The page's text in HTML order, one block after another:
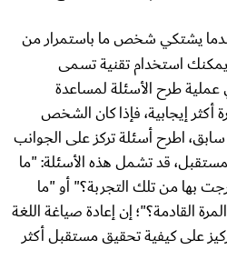
يشتكي شخص ما باستمرار من
استخدام تقنية تسمى
عملية طرح الأسئلة لمساعدة
إيجابية، فإذا كان الشخص
اطرح أسئلة تركز على الجوانب
قد تشمل هذه الأسئلة: "ما
بها من تلك التجربة؟" أو "ما
القادمة؟"؛ إن إعادة صياغة اللغة
على كيفية تحقيق مستقبل أكثر